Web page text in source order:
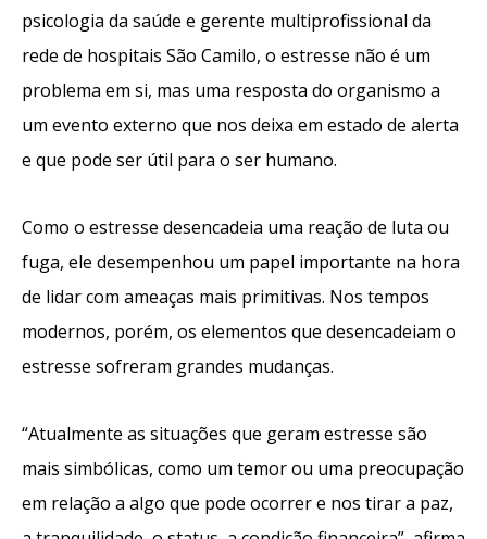
psicologia da saúde e gerente multiprofissional da
rede de hospitais São Camilo, o estresse não é um
problema em si, mas uma resposta do organismo a
um evento externo que nos deixa em estado de alerta
e que pode ser útil para o ser humano.
Como o estresse desencadeia uma reação de luta ou
fuga, ele desempenhou um papel importante na hora
de lidar com ameaças mais primitivas. Nos tempos
modernos, porém, os elementos que desencadeiam o
estresse sofreram grandes mudanças.
“Atualmente as situações que geram estresse são
mais simbólicas, como um temor ou uma preocupação
em relação a algo que pode ocorrer e nos tirar a paz,